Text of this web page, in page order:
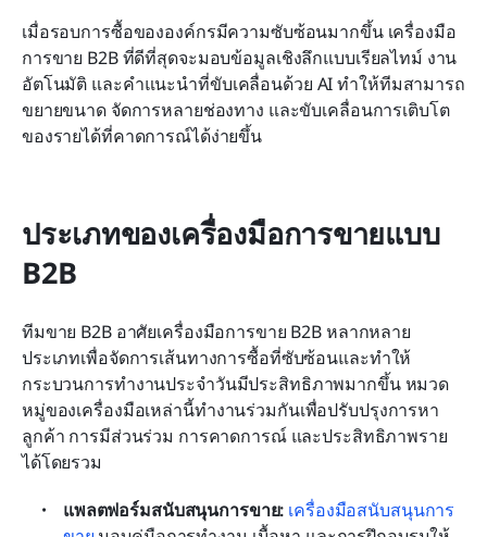
เมื่อรอบการซื้อขององค์กรมีความซับซ้อนมากขึ้น เครื่องมือ
การขาย B2B ที่ดีที่สุดจะมอบข้อมูลเชิงลึกแบบเรียลไทม์ งาน
อัตโนมัติ และคำแนะนำที่ขับเคลื่อนด้วย AI ทำให้ทีมสามารถ
ขยายขนาด จัดการหลายช่องทาง และขับเคลื่อนการเติบโต
ของรายได้ที่คาดการณ์ได้ง่ายขึ้น
ประเภทของเครื่องมือการขายแบบ
B2B
ทีมขาย B2B อาศัยเครื่องมือการขาย B2B หลากหลาย
ประเภทเพื่อจัดการเส้นทางการซื้อที่ซับซ้อนและทำให้
กระบวนการทำงานประจำวันมีประสิทธิภาพมากขึ้น หมวด
หมู่ของเครื่องมือเหล่านี้ทำงานร่วมกันเพื่อปรับปรุงการหา
ลูกค้า การมีส่วนร่วม การคาดการณ์ และประสิทธิภาพราย
ได้โดยรวม
แพลตฟอร์มสนับสนุนการขาย: เครื่องมือสนับสนุนการ